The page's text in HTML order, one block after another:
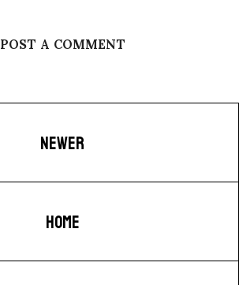
POST A COMMENT
NEWER
HOME